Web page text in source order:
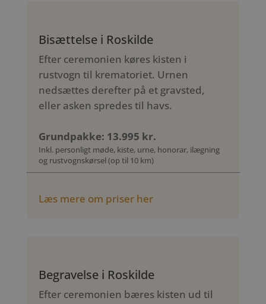
Bisættelse i Roskilde
Efter ceremonien køres kisten i
rustvogn til krematoriet. Urnen
nedsættes derefter på et gravsted,
eller asken spredes til havs.
Grundpakke: 13.995 kr.
Inkl. personligt møde, kiste, urne, honorar, ilægning
og rustvognskørsel (op til 10 km)
Læs mere om priser her
Begravelse i Roskilde
Efter ceremonien bæres kisten ud til